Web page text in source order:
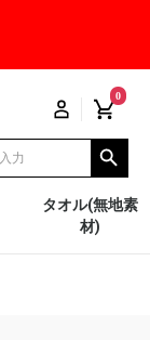
0
タオル(無地素
材)